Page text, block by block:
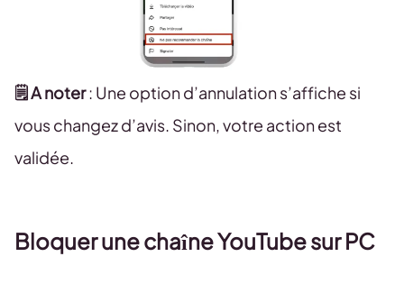
🗒️ A noter: Une option d’annulation s’affiche si
vous changez d’avis. Sinon, votre action est
validée.
Bloquer une chaîne YouTube sur PC